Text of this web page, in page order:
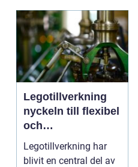
Legotillverkning
nyckeln till flexibel
och
kostnadseffektiv
produktion
Legotillverkning har
blivit en central del av